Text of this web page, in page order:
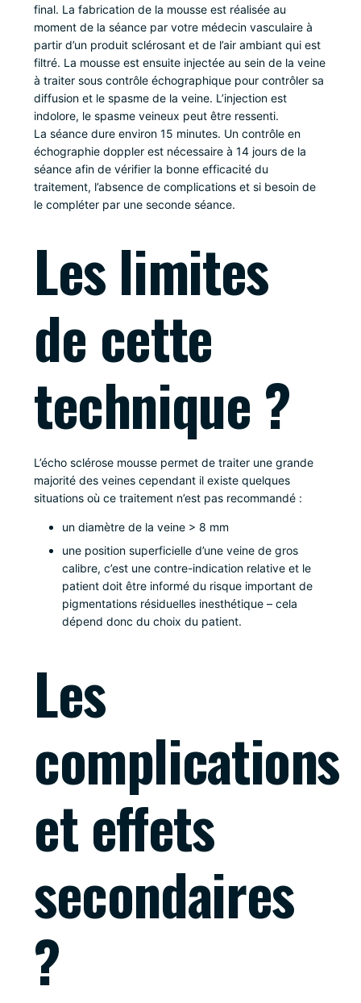
final. La fabrication de la mousse est réalisée au
moment de la séance par votre médecin vasculaire à
partir d’un produit sclérosant et de l’air ambiant qui est
filtré. La mousse est ensuite injectée au sein de la veine
à traiter sous contrôle échographique pour contrôler sa
diffusion et le spasme de la veine. L’injection est
indolore, le spasme veineux peut être ressenti.
La séance dure environ 15 minutes. Un contrôle en
échographie doppler est nécessaire à 14 jours de la
séance afin de vérifier la bonne efficacité du
traitement, l’absence de complications et si besoin de
le compléter par une seconde séance.
Les limites
de cette
technique ?
L’écho sclérose mousse permet de traiter une grande
majorité des veines cependant il existe quelques
situations où ce traitement n’est pas recommandé :
un diamètre de la veine > 8 mm
une position superficielle d’une veine de gros
calibre, c’est une contre-indication relative et le
patient doit être informé du risque important de
pigmentations résiduelles inesthétique – cela
dépend donc du choix du patient.
Les
complications
et effets
secondaires
?